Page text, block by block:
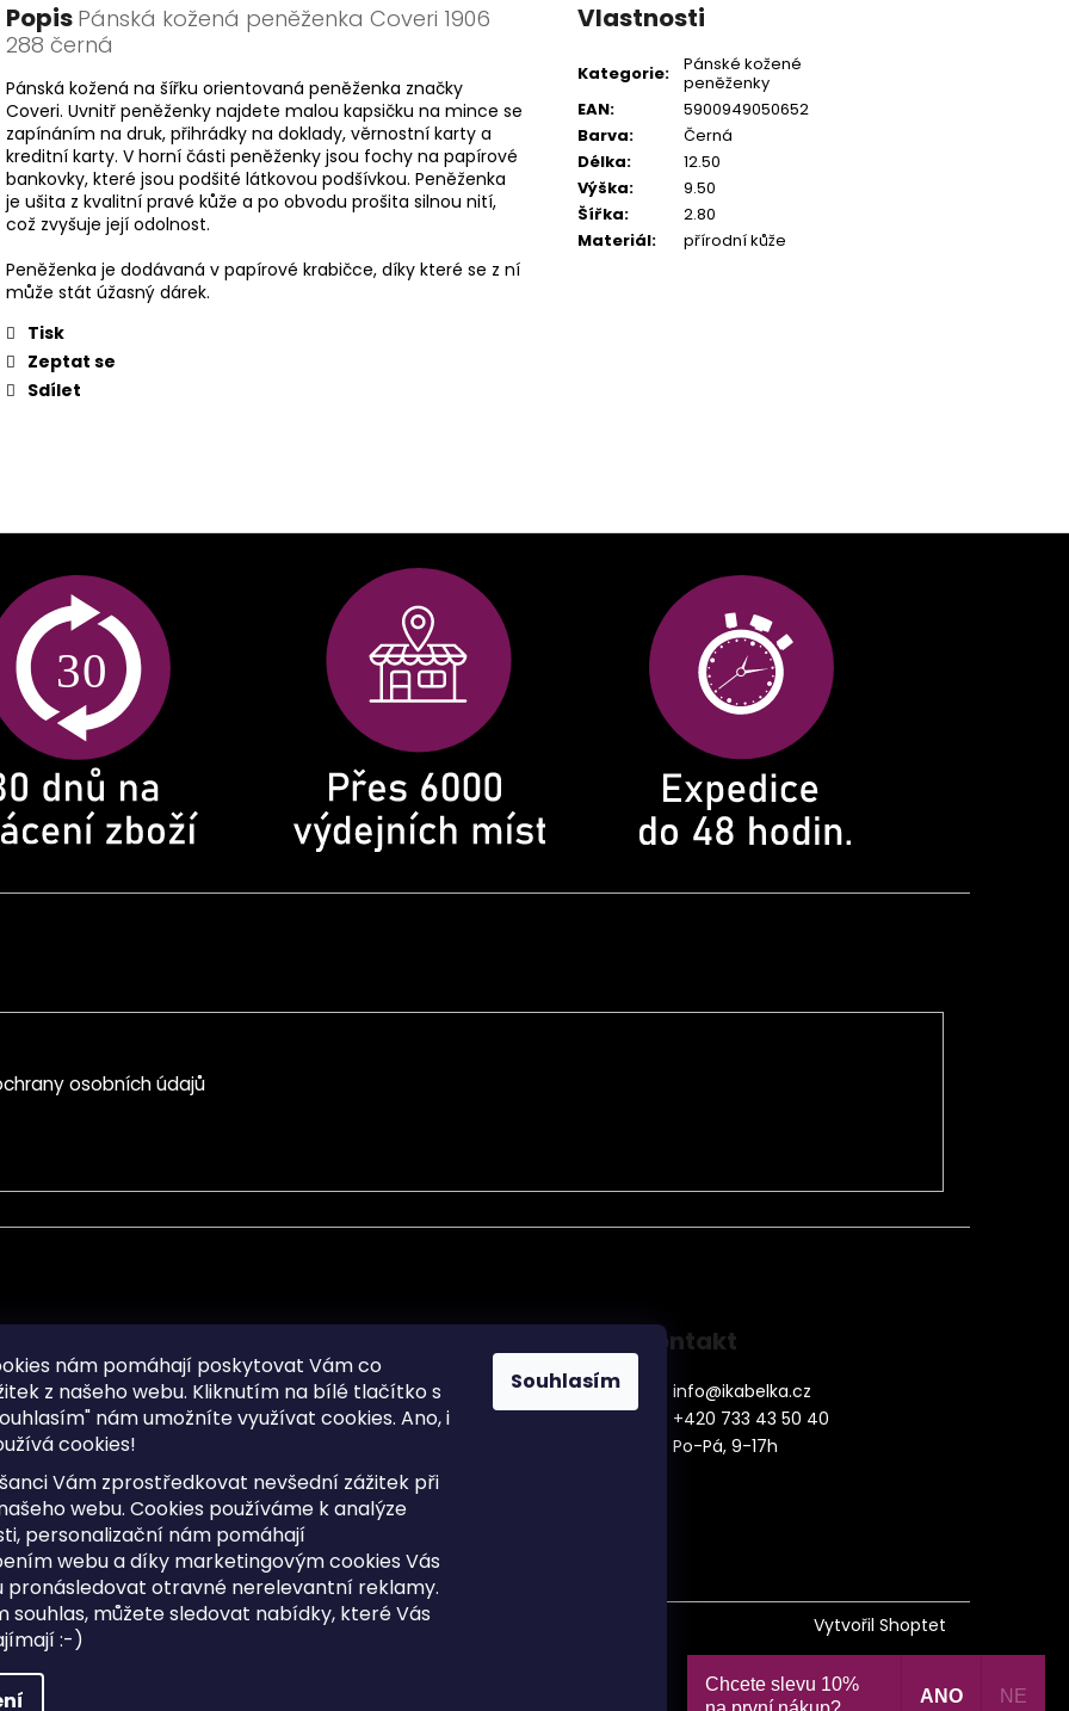
nám pomáhají poskytovat Vám co
z našeho webu. Kliknutím na bílé tlačítko s
nám umožníte využívat cookies. Ano, i
cookies!
Vám zprostředkovat nevšední zážitek při
webu. Cookies používáme k analýze
personalizační nám pomáhají
webu a díky marketingovým cookies Vás
pronásledovat otravné nerelevantní reklamy.
souhlas, můžete sledovat nabídky, které Vás
:-)
Souhlasím
Popis Pánská kožená peněženka Coveri 1906
288 černá
Pánská kožená na šířku orientovaná peněženka značky
Coveri. Uvnitř peněženky najdete malou kapsičku na mince se
zapínáním na druk, přihrádky na doklady, věrnostní karty a
kreditní karty. V horní části peněženky jsou fochy na papírové
bankovky, které jsou podšité látkovou podšívkou. Peněženka
je ušita z kvalitní pravé kůže a po obvodu prošita silnou nití,
což zvyšuje její odolnost.
Peněženka je dodávaná v papírové krabičce, díky které se z ní
může stát úžasný dárek.
Tisk
Zeptat se
Sdílet
Vlastnosti
Kategorie:
Pánské kožené
peněženky
EAN:
5900949050652
Barva:
Černá
Délka:
12.50
Výška:
9.50
Šířka:
2.80
Materiál: přírodní kůže
osobních údajů
osobních údajů
dotazy
cookies
Sitemap
Doprava a Platba
Postup vrácení zboží ve 30 denní
lhůtě
Obchodní podmínky
Kontakt
info@ikabelka.cz
+420 733 43 50 40
Po-Pá, 9-17h
Vytvořil Shoptet
Upravit nastavení cookies
Chcete slevu 10%
ANO NE